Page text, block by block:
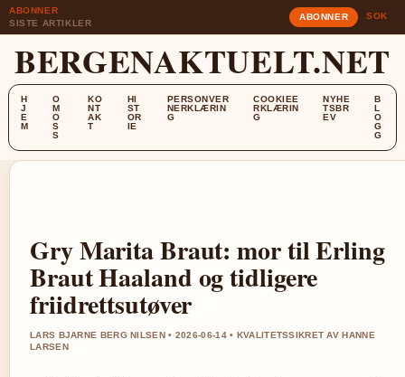
ABONNER
SISTE ARTIKLER
ABONNER SOK
BERGENAKTUELT.NET
H
J
E
M
O
M
O
S
S
KO
NT
AK
T
HI
ST
OR
IE
PERSONVER
NERKLÆRIN
G
COOKIEE
RKLÆRIN
G
NYHE
TSBR
EV
B
L
O
G
G
Gry Marita Braut: mor til Erling
Braut Haaland og tidligere
friidrettsutøver
LARS BJARNE BERG NILSEN • 2026-06-14 • KVALITETSSIKRET AV HANNE
LARSEN